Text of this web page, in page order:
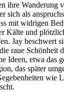
ihre Wanderung
sich als
mit widrigen
Kälte und
Jay beschwert
raue Schönheit
Ideen, etwa das
das später
wie